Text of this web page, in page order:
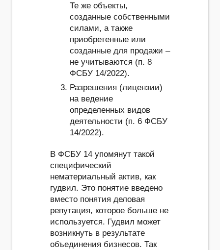
Те же объекты,
созданные собственными
силами, а также
приобретенные или
созданные для продажи –
не учитываются (п. 8
ФСБУ 14/2022).
Разрешения (лицензии)
на ведение
определенных видов
деятельности (п. 6 ФСБУ
14/2022).
В ФСБУ 14 упомянут такой
специфический
нематериальный актив, как
гудвил. Это понятие введено
вместо понятия деловая
репутация, которое больше не
используется. Гудвил может
возникнуть в результате
объединения бизнесов. Так